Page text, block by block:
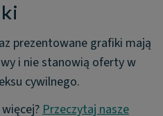
prezentowane grafiki mają
i nie stanowią oferty w
cywilnego.
Przeczytaj nasze